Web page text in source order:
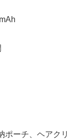
ポーチ、ヘアク